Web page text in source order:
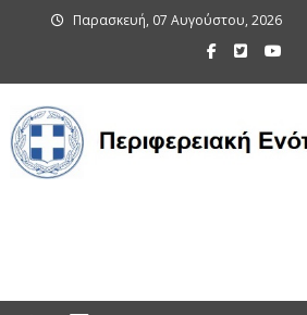
Παρασκευή, 07 Αυγούστου, 2026